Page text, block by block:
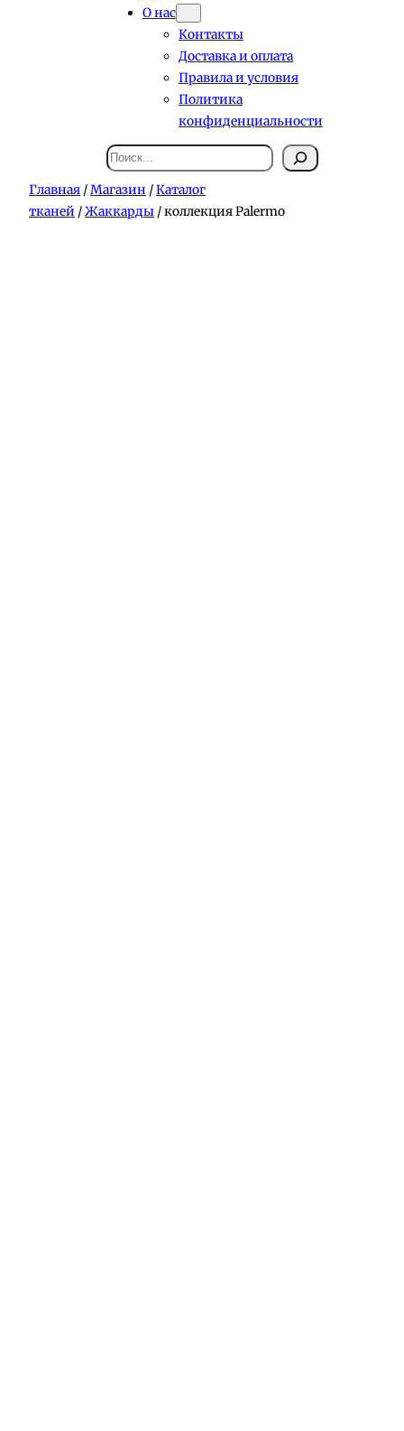
О нас
Контакты
Доставка и оплата
Правила и условия
Политика
конфиденциальности
Поиск
Главная /Магазин /Каталог
тканей /Жаккарды / коллекция Palermo